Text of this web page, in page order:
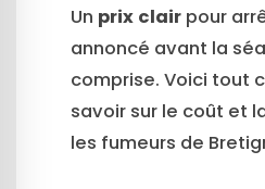
Un prix clair pour
annoncé avant la
comprise. Voici tout
savoir sur le coût et
les fumeurs de